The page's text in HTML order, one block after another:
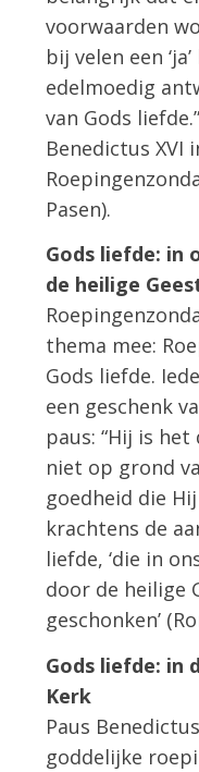
voorwaarden
bij velen een
edelmoedig
van Gods
Benedictus XVI
Pasen).
Gods liefde:
de heilige
thema mee:
Gods liefde.
een geschenk
paus: “Hij is
niet op grond
goedheid die
krachtens de
liefde, ‘die in
door de heilige
geschonken’
Gods liefde: in
Kerk
Paus
goddelijke